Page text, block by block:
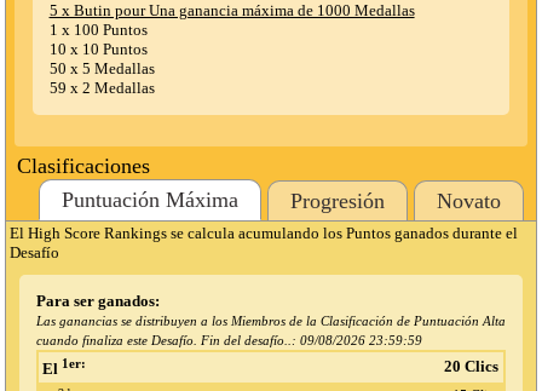
5 x Butin pour Una ganancia máxima de 1000 Medallas
1 x 100 Puntos
10 x 10 Puntos
50 x 5 Medallas
59 x 2 Medallas
Clasificaciones
Puntuación Máxima
Progresión Novato
El High Score Rankings se calcula acumulando los Puntos ganados durante el
Desafío
Para ser ganados:
Las ganancias se distribuyen a los Miembros de la Clasificación de Puntuación Alta
cuando finaliza este Desafío. Fin del desafío..: 09/08/2026 23:59:59
El 1er: 20 Clics